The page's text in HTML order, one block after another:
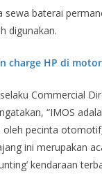
sewa baterai
digunakan.
charge HP di
Commercial
“IMOS
oleh pecinta
ini merupakan
kendaraan